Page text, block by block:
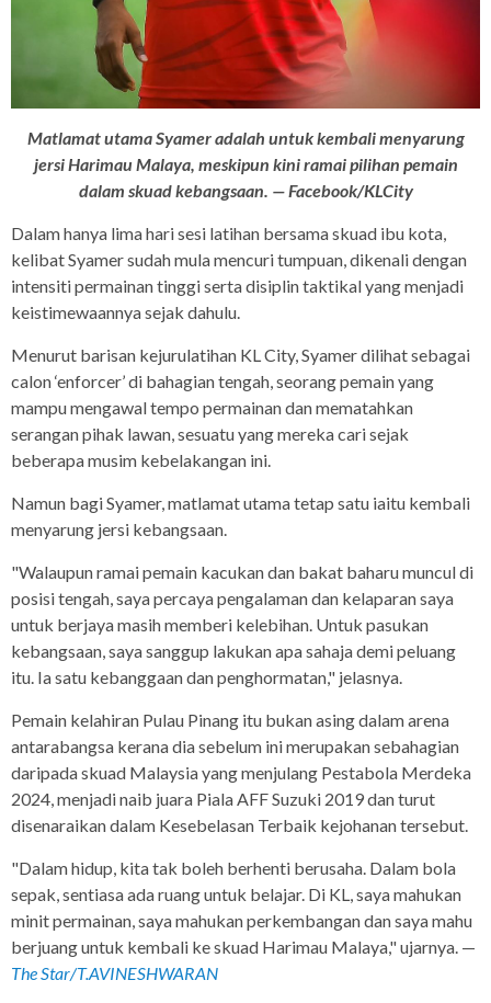
Matlamat utama Syamer adalah untuk kembali menyarung
jersi Harimau Malaya, meskipun kini ramai pilihan pemain
dalam skuad kebangsaan. — Facebook/KLCity
Dalam hanya lima hari sesi latihan bersama skuad ibu kota,
kelibat Syamer sudah mula mencuri tumpuan, dikenali dengan
intensiti permainan tinggi serta disiplin taktikal yang menjadi
keistimewaannya sejak dahulu.
Menurut barisan kejurulatihan KL City, Syamer dilihat sebagai
calon ‘enforcer’ di bahagian tengah, seorang pemain yang
mampu mengawal tempo permainan dan mematahkan
serangan pihak lawan, sesuatu yang mereka cari sejak
beberapa musim kebelakangan ini.
Namun bagi Syamer, matlamat utama tetap satu iaitu kembali
menyarung jersi kebangsaan.
"Walaupun ramai pemain kacukan dan bakat baharu muncul di
posisi tengah, saya percaya pengalaman dan kelaparan saya
untuk berjaya masih memberi kelebihan. Untuk pasukan
kebangsaan, saya sanggup lakukan apa sahaja demi peluang
itu. Ia satu kebanggaan dan penghormatan," jelasnya.
Pemain kelahiran Pulau Pinang itu bukan asing dalam arena
antarabangsa kerana dia sebelum ini merupakan sebahagian
daripada skuad Malaysia yang menjulang Pestabola Merdeka
2024, menjadi naib juara Piala AFF Suzuki 2019 dan turut
disenaraikan dalam Kesebelasan Terbaik kejohanan tersebut.
"Dalam hidup, kita tak boleh berhenti berusaha. Dalam bola
sepak, sentiasa ada ruang untuk belajar. Di KL, saya mahukan
minit permainan, saya mahukan perkembangan dan saya mahu
berjuang untuk kembali ke skuad Harimau Malaya," ujarnya. —
The Star/T.AVINESHWARAN